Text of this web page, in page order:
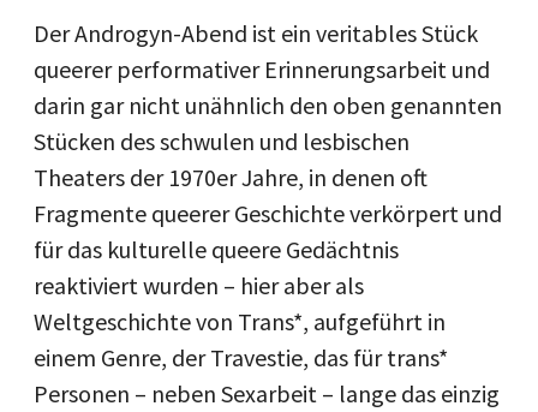
Der Androgyn-Abend ist ein veritables Stück
queerer performativer Erinnerungsarbeit und
darin gar nicht unähnlich den oben genannten
Stücken des schwulen und lesbischen
Theaters der 1970er Jahre, in denen oft
Fragmente queerer Geschichte verkörpert und
für das kulturelle queere Gedächtnis
reaktiviert wurden – hier aber als
Weltgeschichte von Trans*, aufgeführt in
einem Genre, der Travestie, das für trans*
Personen – neben Sexarbeit – lange das einzig